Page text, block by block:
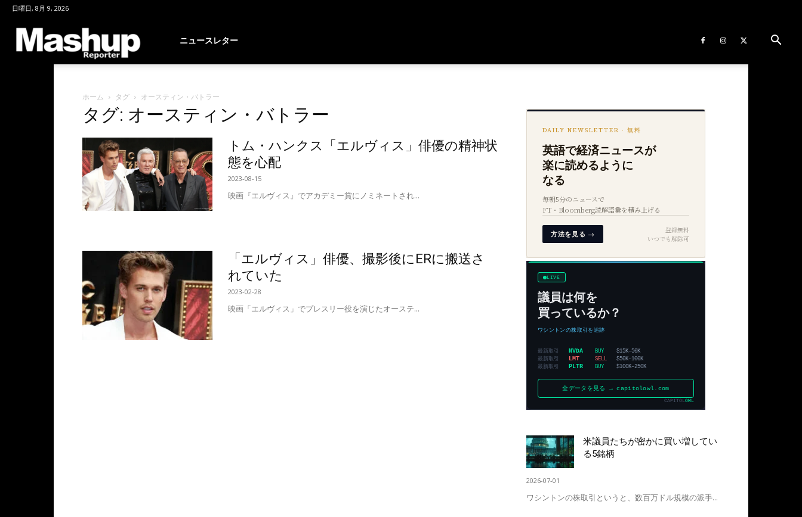
日曜日, 8月 9, 2026
ニュースレター
ホーム タグ オースティン・バトラー
タグ: オースティン・バトラー
トム・ハンクス「エルヴィス」俳優の精神状
態を心配
2023-08-15
映画『エルヴィス』でアカデミー賞にノミネートされ...
「エルヴィス」俳優、撮影後にERに搬送さ
れていた
2023-02-28
映画「エルヴィス」でプレスリー役を演じたオーステ...
米議員たちが密かに買い増してい
る5銘柄
2026-07-01
ワシントンの株取引というと、数百万ドル規模の派手...